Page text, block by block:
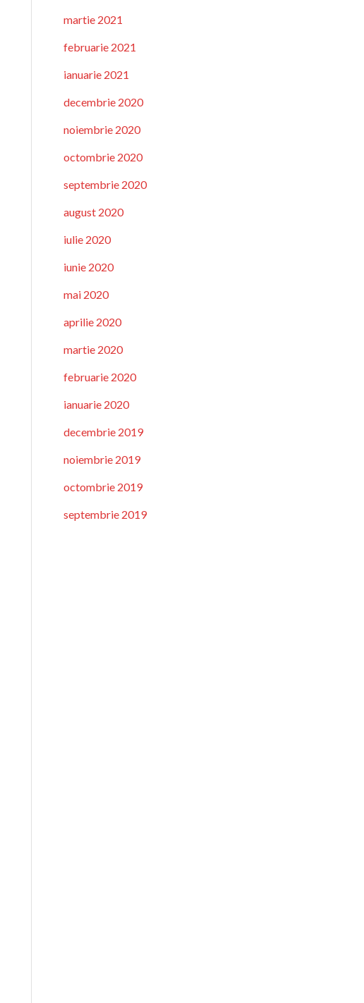
martie 2021
februarie 2021
ianuarie 2021
decembrie 2020
noiembrie 2020
octombrie 2020
septembrie 2020
august 2020
iulie 2020
iunie 2020
mai 2020
aprilie 2020
martie 2020
februarie 2020
ianuarie 2020
decembrie 2019
noiembrie 2019
octombrie 2019
septembrie 2019